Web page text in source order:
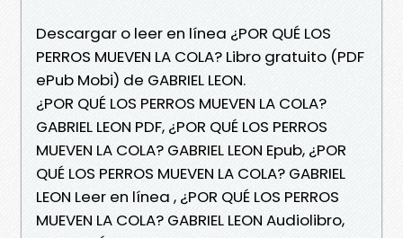
Descargar o leer en línea ¿POR QUÉ LOS
PERROS MUEVEN LA COLA? Libro gratuito (PDF
ePub Mobi) de GABRIEL LEON.
¿POR QUÉ LOS PERROS MUEVEN LA COLA?
GABRIEL LEON PDF, ¿POR QUÉ LOS PERROS
MUEVEN LA COLA? GABRIEL LEON Epub, ¿POR
QUÉ LOS PERROS MUEVEN LA COLA? GABRIEL
LEON Leer en línea , ¿POR QUÉ LOS PERROS
MUEVEN LA COLA? GABRIEL LEON Audiolibro,